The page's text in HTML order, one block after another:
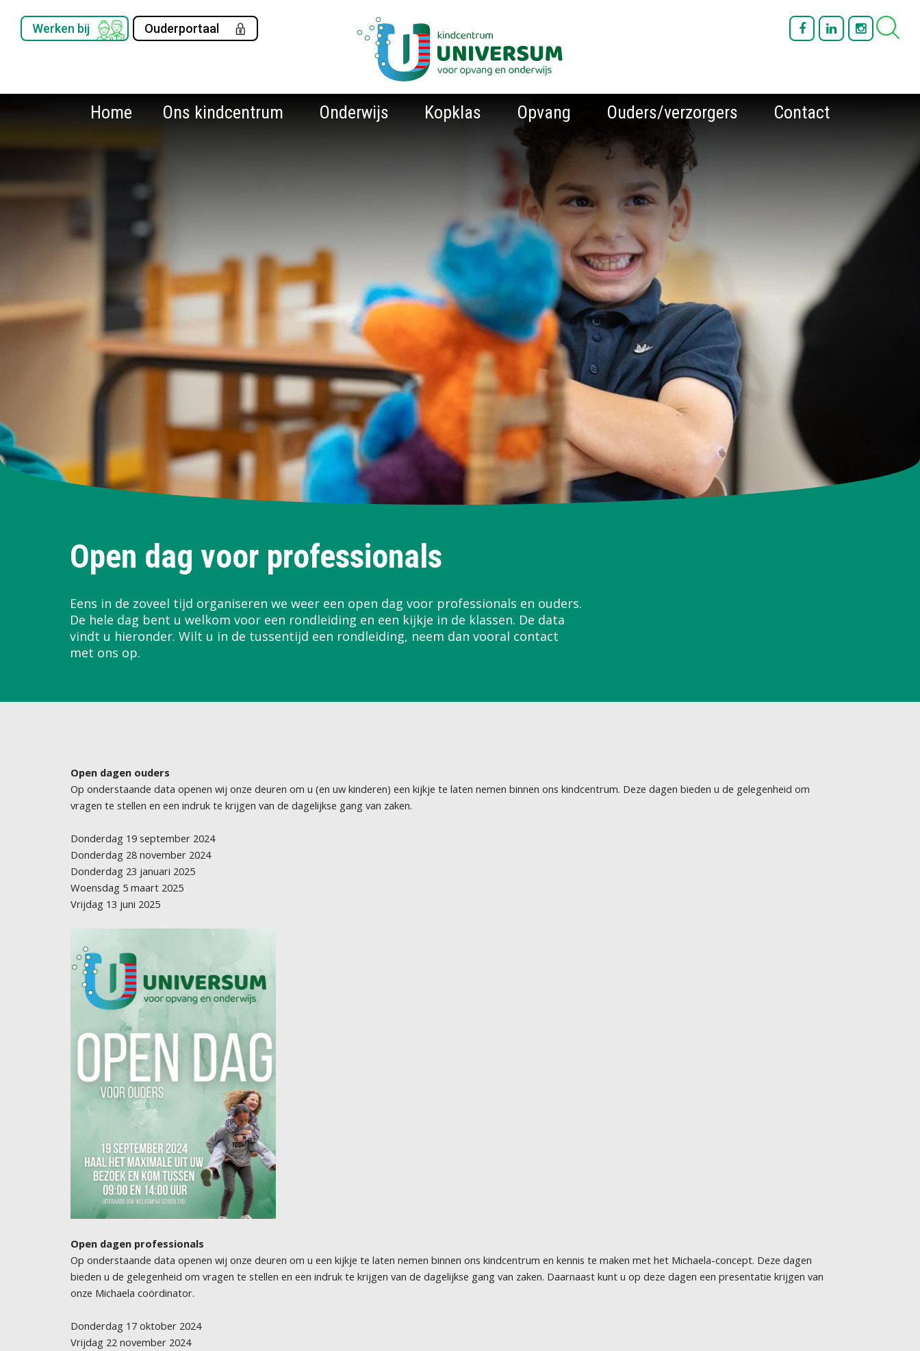
Werken bij Ouderportaal
Home Ons kindcentrum Onderwijs Kopklas Opvang Ouders/verzorgers Contact
Open dag voor professionals
Eens in de zoveel tijd organiseren we weer een open dag voor professionals en ouders.
De hele dag bent u welkom voor een rondleiding en een kijkje in de klassen. De data
vindt u hieronder. Wilt u in de tussentijd een rondleiding, neem dan vooral contact
met ons op.
Open dagen ouders
Op onderstaande data openen wij onze deuren om u (en uw kinderen) een kijkje te laten nemen binnen ons kindcentrum. Deze dagen bieden u de gelegenheid om
vragen te stellen en een indruk te krijgen van de dagelijkse gang van zaken.
Donderdag 19 september 2024
Donderdag 28 november 2024
Donderdag 23 januari 2025
Woensdag 5 maart 2025
Vrijdag 13 juni 2025
Open dagen professionals
Op onderstaande data openen wij onze deuren om u een kijkje te laten nemen binnen ons kindcentrum en kennis te maken met het Michaela-concept. Deze dagen
bieden u de gelegenheid om vragen te stellen en een indruk te krijgen van de dagelijkse gang van zaken. Daarnaast kunt u op deze dagen een presentatie krijgen van
onze Michaela coördinator.
Donderdag 17 oktober 2024
Vrijdag 22 november 2024